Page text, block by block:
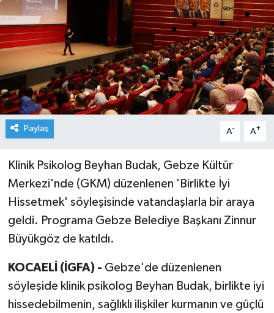
Paylaş A- A+
Klinik Psikolog Beyhan Budak, Gebze Kültür
Merkezi'nde (GKM) düzenlenen 'Birlikte İyi
Hissetmek' söyleşisinde vatandaşlarla bir araya
geldi. Programa Gebze Belediye Başkanı Zinnur
Büyükgöz de katıldı.
KOCAELİ (İGFA) - Gebze'de düzenlenen
söyleşide klinik psikolog Beyhan Budak, birlikte iyi
hissedebilmenin, sağlıklı ilişkiler kurmanın ve güçlü